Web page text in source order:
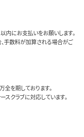
内にお支払いをお願いします。
手数料が加算される場合がご
を期しております。
スクラブに対応しています。